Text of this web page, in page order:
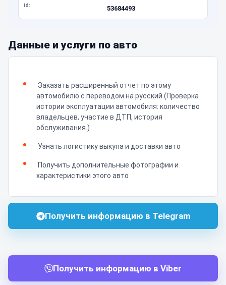
id: 53684493
Данные и услуги по авто
Заказать расширенный отчет по этому
автомобилю с переводом на русский (Проверка
истории эксплуатации автомобиля: количество
владельцев, участие в ДТП, история
обслуживания.)
Узнать логистику выкупа и доставки авто
Получить дополнительные фотографии и
характеристики этого авто
Получить информацию в Telegram
Получить информацию в Viber